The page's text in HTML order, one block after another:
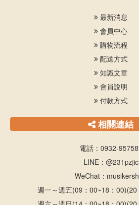
最新消息
會員中心
購物流程
配送方式
知識文章
會員說明
付款方式
相關連結
電話：0932-
LINE：@231pzjic
WeChat：
週一～週五(09：00~18：